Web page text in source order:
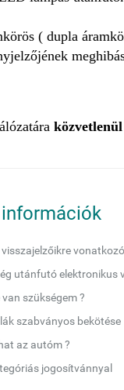
( dupla
utánfutó elektronikus
szükségem ?
szabványos bekötése
az autóm ?
jogosítvánnyal